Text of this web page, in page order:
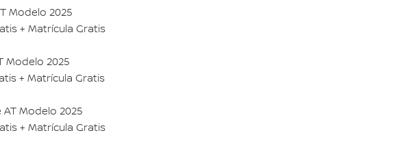
Modelo 2025
+ Matrícula Gratis
Modelo 2025
+ Matrícula Gratis
Modelo 2025
+ Matrícula Gratis